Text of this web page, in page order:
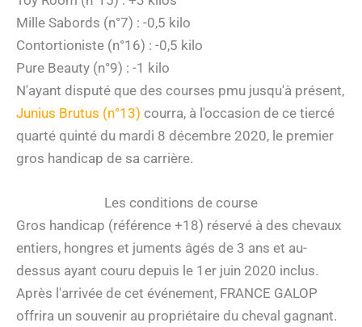
Mille Sabords (n°7) : -0,5 kilo
Contortioniste (n°16) : -0,5 kilo
Pure Beauty (n°9) : -1 kilo
N'ayant disputé que des courses pmu jusqu'à présent,
Junius Brutus (n°13) courra, à l'occasion de ce tiercé
quarté quinté du mardi 8 décembre 2020, le premier
gros handicap de sa carrière.
Les conditions de course
Gros handicap (référence +18) réservé à des chevaux
entiers, hongres et juments âgés de 3 ans et au-
dessus ayant couru depuis le 1er juin 2020 inclus.
Après l'arrivée de cet événement, FRANCE GALOP
offrira un souvenir au propriétaire du cheval gagnant.